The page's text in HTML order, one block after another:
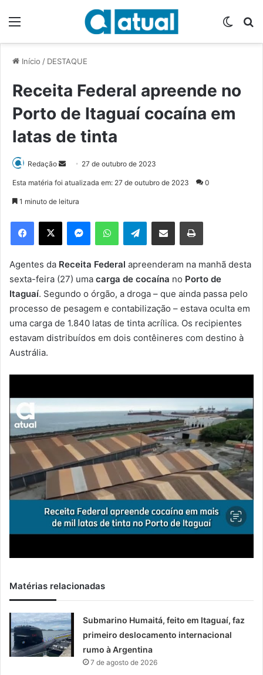
Início / DESTAQUE
Receita Federal apreende no
Porto de Itaguaí cocaína em
latas de tinta
Redação
d
e
m
e
-
m
a
l
27 de outubro de 2023
Esta matéria foi atualizada em: 27 de outubro de 2023 0
1 minuto de leitura
Telegram
Agentes da Receita Federal apreenderam na manhã desta
sexta-feira (27) uma carga de cocaína no Porto de
Itaguaí. Segundo o órgão, a droga – que ainda passa pelo
processo de pesagem e contabilização – estava oculta em
uma carga de 1.840 latas de tinta acrílica. Os recipientes
estavam distribuídos em dois contêineres com destino à
Austrália.
Matérias relacionadas
Submarino Humaitá, feito em Itaguaí, faz
primeiro deslocamento internacional
rumo à Argentina
7 de agosto de 2026